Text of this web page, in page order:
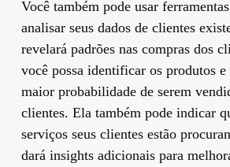
Você também pode usar
analisar seus dados de clientes
revelará padrões nas compras dos
você possa identificar os produtos
maior probabilidade de serem
clientes. Ela também pode indicar
serviços seus clientes estão
dará insights adicionais para